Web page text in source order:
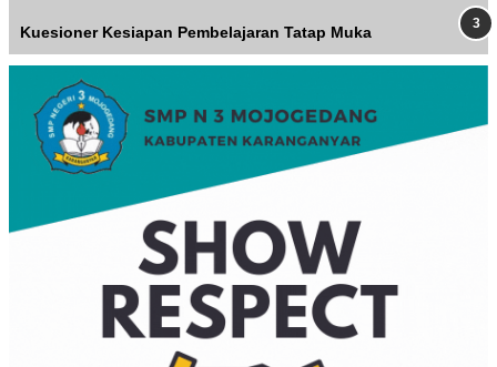
Kuesioner Kesiapan Pembelajaran Tatap Muka